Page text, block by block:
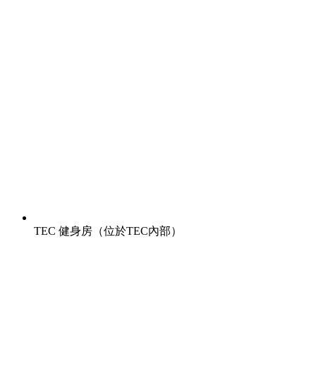
TEC 健身房（位於TEC內部）